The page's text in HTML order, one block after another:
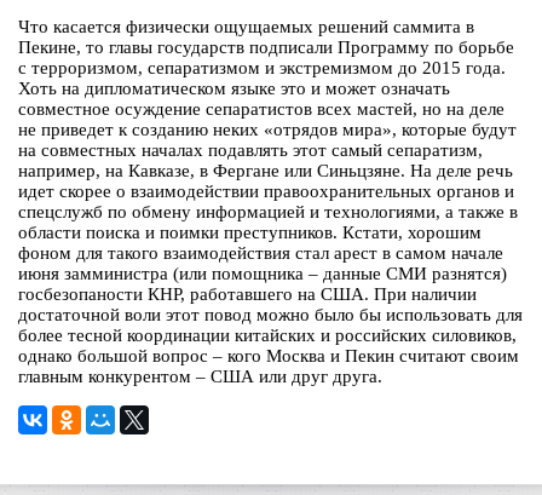
Что касается физически ощущаемых решений саммита в
Пекине, то главы государств подписали Программу по борьбе
с терроризмом, сепаратизмом и экстремизмом до 2015 года.
Хоть на дипломатическом языке это и может означать
совместное осуждение сепаратистов всех мастей, но на деле
не приведет к созданию неких «отрядов мира», которые будут
на совместных началах подавлять этот самый сепаратизм,
например, на Кавказе, в Фергане или Синьцзяне. На деле речь
идет скорее о взаимодействии правоохранительных органов и
спецслужб по обмену информацией и технологиями, а также в
области поиска и поимки преступников. Кстати, хорошим
фоном для такого взаимодействия стал арест в самом начале
июня замминистра (или помощника – данные СМИ разнятся)
госбезопаности КНР, работавшего на США. При наличии
достаточной воли этот повод можно было бы использовать для
более тесной координации китайских и российских силовиков,
однако большой вопрос – кого Москва и Пекин считают своим
главным конкурентом – США или друг друга.